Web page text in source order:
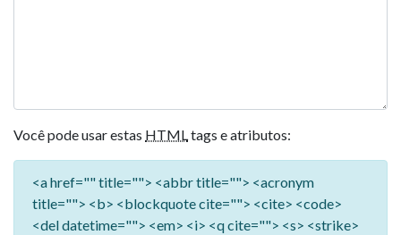
Você pode usar estas HTMLtags e atributos:
<a href="" title=""> <abbr title=""> <acronym
title=""> <b> <blockquote cite=""> <cite> <code>
<del datetime=""> <em> <i> <q cite=""> <s> <strike>